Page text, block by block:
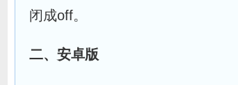
闭成off。
二、安卓版